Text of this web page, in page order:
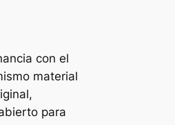
con el
material
para